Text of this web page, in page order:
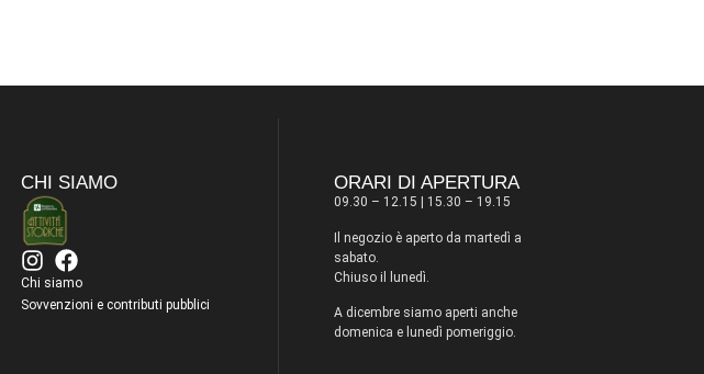
CHI SIAMO
Chi siamo
Sovvenzioni e contributi pubblici
ORARI DI APERTURA
09.30 – 12.15 | 15.30 – 19.15
Il negozio è aperto da martedì a
sabato.
Chiuso il lunedì.
A dicembre siamo aperti anche
domenica e lunedì pomeriggio.